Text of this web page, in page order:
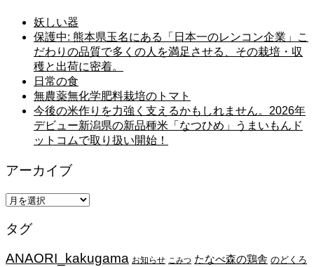
妖しい器
保護中: 熊本県玉名にある「日本一のレンコン企業」こ
だわりの品質で多くの人を満足させる、その栽培・収
穫と出荷に密着。
日常の食
無農薬無化学肥料栽培のトマト
今後の米作りを力強く支えるかもしれません。2026年
デビュー新潟県の新品種米「なつひめ」うまいもんド
ットコムで取り扱い開始！
アーカイブ
ア
カ
ブ
タグ
ANAORI_kakugama お知らせ こみつ たなべ森の鶏舎 のどくろ